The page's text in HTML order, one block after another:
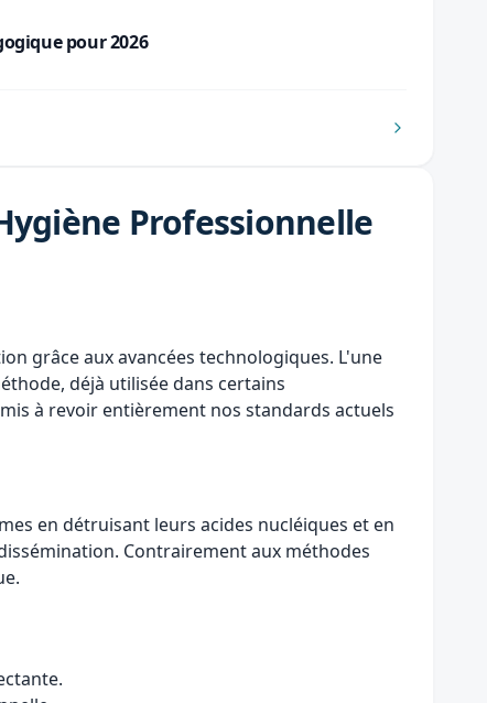
pour 2026
Professionnelle
grâce aux avancées technologiques. L'une
déjà utilisée dans certains
à revoir entièrement nos standards actuels
en détruisant leurs acides nucléiques et en
Contrairement aux méthodes